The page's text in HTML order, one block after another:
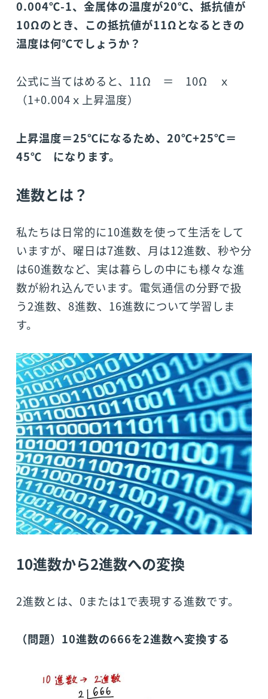
0.004℃-1、金属体の温度が20℃、抵抗値が
10Ωのとき、この抵抗値が11Ωとなるときの
温度は何℃でしょうか？
公式に当てはめると、11Ω ＝ 10Ω ｘ
（1+0.004ｘ上昇温度）
上昇温度＝25℃になるため、20℃+25℃＝
45℃ になります。
進数とは？
私たちは日常的に10進数を使って生活をして
いますが、曜日は7進数、月は12進数、秒や分
は60進数など、実は暮らしの中にも様々な進
数が紛れ込んでいます。電気通信の分野で扱
う2進数、8進数、16進数について学習しま
す。
10進数から2進数への変換
2進数とは、0または1で表現する進数です。
（問題）10進数の666を2進数へ変換する